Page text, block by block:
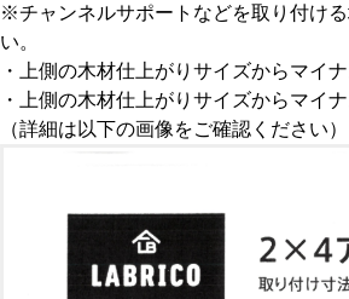
※チャンネルサポートなどを取り付け
い。
・上側の木材仕上がりサイズからマイ
・上側の木材仕上がりサイズからマイ
（詳細は以下の画像をご確認ください）